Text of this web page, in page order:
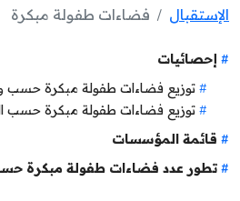
الإستقبال فضاءات طفولة مبكرة
إحصائيات
توزيع فضاءات طفولة مبكرة
توزيع فضاءات طفولة مبكرة حسب
قائمة المؤسسات
تطور عدد فضاءات طفولة مبكرة